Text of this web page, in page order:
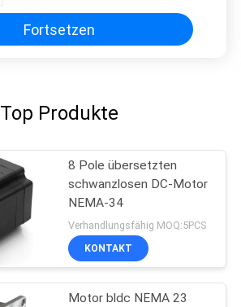
Fortsetzen
Top Produkte
8 Pole übersetzten
schwanzlosen DC-Motor
NEMA-34
Verhandlungsfähig MOQ:5PCS
KONTAKT
Motor bldc NEMA 23